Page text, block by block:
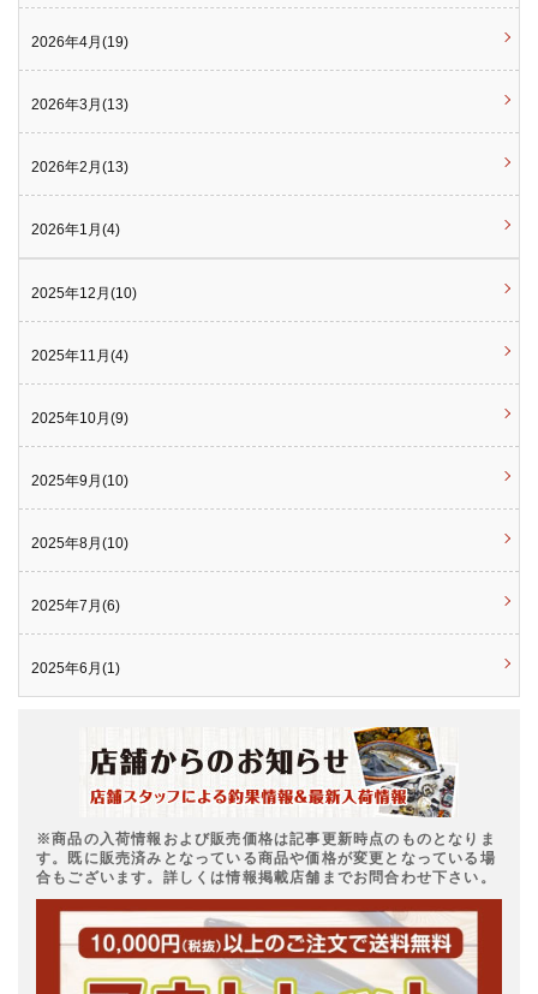
2026年4月(19)
2026年3月(13)
2026年2月(13)
2026年1月(4)
2025年12月(10)
2025年11月(4)
2025年10月(9)
2025年9月(10)
2025年8月(10)
2025年7月(6)
2025年6月(1)
※商品の入荷情報および販売価格は記事更新時点のものとなりま
す。既に販売済みとなっている商品や価格が変更となっている場
合もございます。詳しくは情報掲載店舗までお問合わせ下さい。